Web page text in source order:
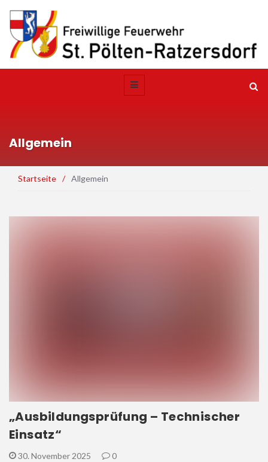
Allgemein
Startseite / Allgemein
„Ausbildungsprüfung – Technischer
Einsatz“
30. November 2025 0